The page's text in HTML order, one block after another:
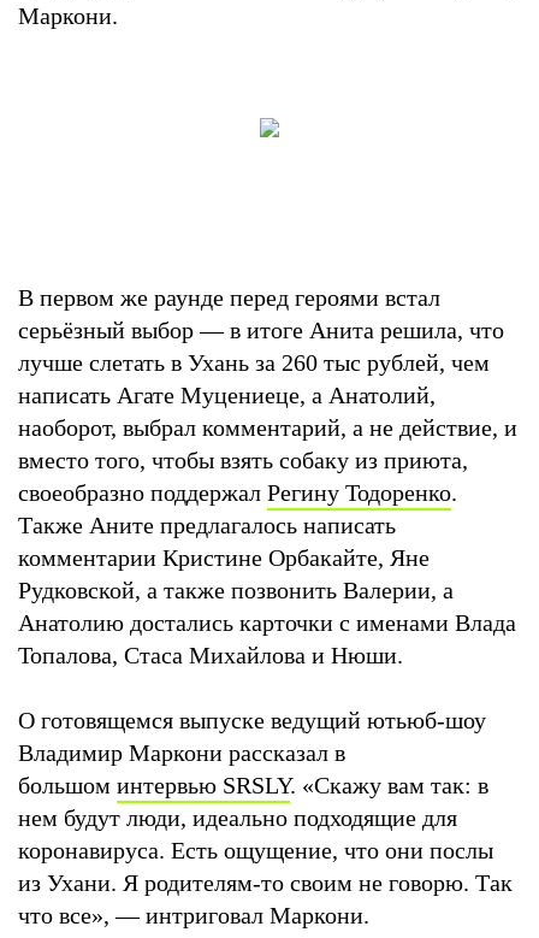
Маркони.
В первом же раунде перед героями встал
серьёзный выбор — в итоге Анита решила, что
лучше слетать в Ухань за 260 тыс рублей, чем
написать Агате Муцениеце, а Анатолий,
наоборот, выбрал комментарий, а не действие, и
вместо того, чтобы взять собаку из приюта,
своеобразно поддержал Регину Тодоренко.
Также Аните предлагалось написать
комментарии Кристине Орбакайте, Яне
Рудковской, а также позвонить Валерии, а
Анатолию достались карточки с именами Влада
Топалова, Стаса Михайлова и Нюши.
О готовящемся выпуске ведущий ютьюб-шоу
Владимир Маркони рассказал в
большом интервью SRSLY. «Скажу вам так: в
нем будут люди, идеально подходящие для
коронавируса. Есть ощущение, что они послы
из Ухани. Я родителям-то своим не говорю. Так
что все», — интриговал Маркони.